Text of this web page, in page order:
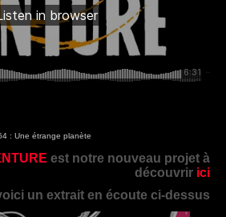
: Une étrange planète
est notre nouveau projet à
découvrir ici
un extrait en écoute ci-dessus